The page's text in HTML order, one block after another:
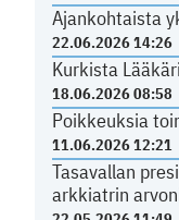
Ajankohtaista
22.06.2026 14:26
Kurkista
18.06.2026 08:58
Poikkeuksia
11.06.2026 12:21
Tasavallan
arkkiatrin